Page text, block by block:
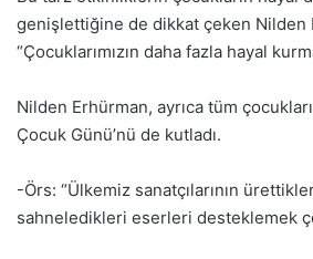
genişlettiğine de dikkat çeken Nilden
“Çocuklarımızın daha fazla hayal
Nilden Erhürman, ayrıca tüm
Çocuk Günü’nü de kutladı.
-Örs: “Ülkemiz sanatçılarının
sahneledikleri eserleri desteklemek